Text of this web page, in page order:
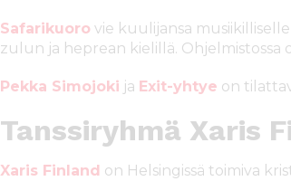
Safarikuoro vie kuulijansa
zulun ja heprean kielillä.
Pekka Simojoki ja Exit-yhtye on
Tanssiryhmä Xaris
Xaris Finland on Helsingissä toimiva